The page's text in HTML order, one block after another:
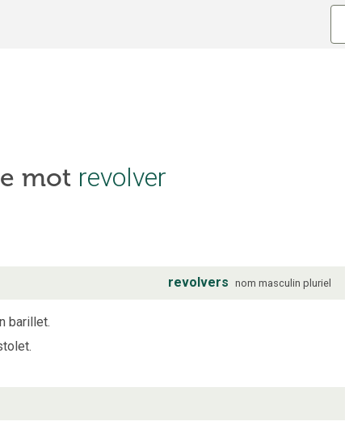
mot revolver
revolvers nom masculin pluriel
barillet.